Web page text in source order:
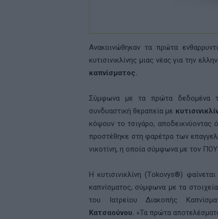
Ανακοινώθηκαν τα πρώτα
κυτισινικλίνης μιας νέας για την
καπνίσματος.
Σύμφωνα με τα πρώτα δεδομένα
συνδυαστική θεραπεία με
κόψουν το τσιγάρο, αποδεικνύοντας
προστέθηκε στη φαρέτρα των
νικοτίνη, η οποία σύμφωνα με τον
Η κυτισινικλίνη (Τokovys®)
καπνίσματος, σύμφωνα με τα
του Ιατρείου Διακοπής
Κατσαούνου. «Τα πρώτα